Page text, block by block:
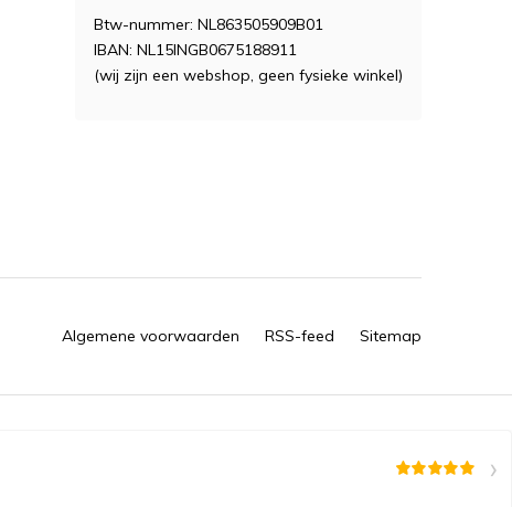
Btw-nummer: NL863505909B01
IBAN: NL15INGB0675188911
(wij zijn een webshop, geen fysieke winkel)
Algemene voorwaarden RSS-feed Sitemap